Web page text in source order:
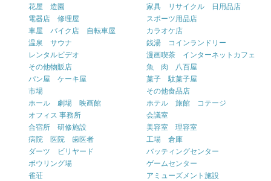
花屋 造園
家具 リサイクル 日用品店
電器店 修理屋
スポーツ用品店
車屋 バイク店 自転車屋
カラオケ店
温泉 サウナ
銭湯 コインランドリー
レンタルビデオ
漫画喫茶 インターネットカフェ
その他物販店
魚 肉 八百屋
パン屋 ケーキ屋
菓子 駄菓子屋
市場
その他食品店
ホール 劇場 映画館
ホテル 旅館 コテージ
オフィス 事務所
会議室
合宿所 研修施設
美容室 理容室
病院 医院 歯医者
工場 倉庫
ダーツ ビリヤード
バッティングセンター
ボウリング場
ゲームセンター
雀荘
アミューズメント施設